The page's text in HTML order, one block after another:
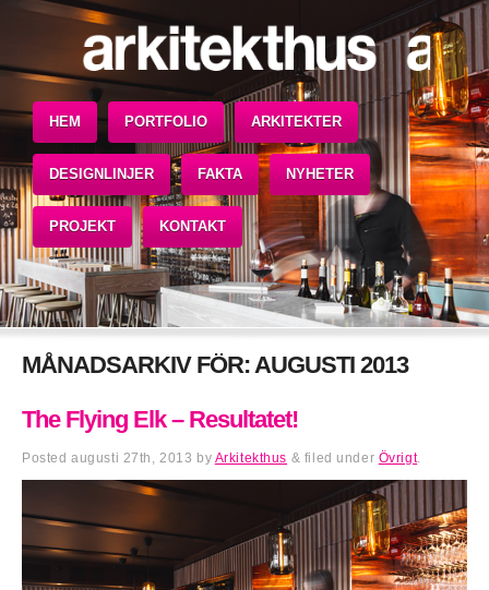
HEM PORTFOLIO ARKITEKTER
DESIGNLINJER FAKTA NYHETER
PROJEKT KONTAKT
MÅNADSARKIV FÖR:AUGUSTI 2013
The Flying Elk – Resultatet!
Postedaugusti 27th, 2013 by Arkitekthus & filed under Övrigt.